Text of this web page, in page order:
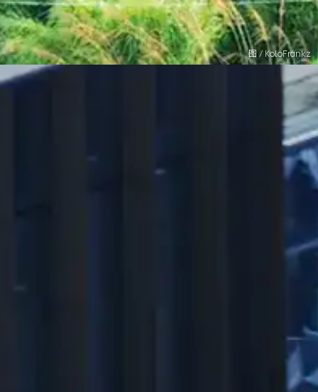
图 / KoloFrankz